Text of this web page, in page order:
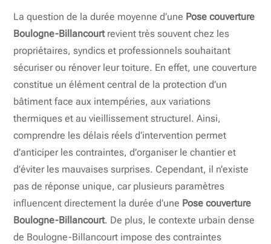
La question de la durée moyenne d’une Pose couverture
Boulogne-Billancourtrevient très souvent chez les
propriétaires, syndics et professionnels souhaitant
sécuriser ou rénover leur toiture. En effet, une couverture
constitue un élément central de la protection d’un
bâtiment face aux intempéries, aux variations
thermiques et au vieillissement structurel. Ainsi,
comprendre les délais réels d’intervention permet
d’anticiper les contraintes, d’organiser le chantier et
d’éviter les mauvaises surprises. Cependant, il n’existe
pas de réponse unique, car plusieurs paramètres
influencent directement la durée d’une Pose couverture
Boulogne-Billancourt. De plus, le contexte urbain dense
de Boulogne-Billancourt impose des contraintes